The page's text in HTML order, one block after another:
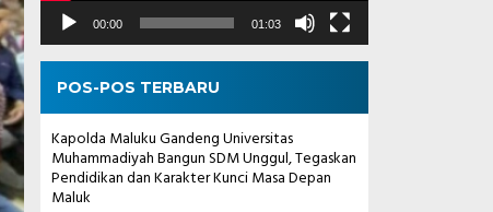
00:00 01:03
POS-POS TERBARU
Kapolda Maluku Gandeng Universitas
Muhammadiyah Bangun SDM Unggul, Tegaskan
Pendidikan dan Karakter Kunci Masa Depan
Maluk